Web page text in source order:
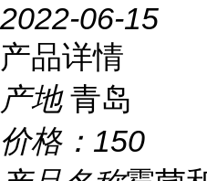
2022-06-15
产品详情
产地 青岛
价格： 150